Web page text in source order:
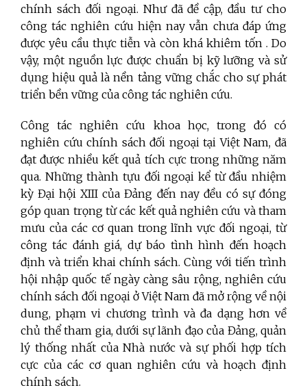
chính sách đối ngoại. Như đã đề cập, đầu tư cho
công tác nghiên cứu hiện nay vẫn chưa đáp ứng
được yêu cầu thực tiễn và còn khá khiêm tốn . Do
vậy, một nguồn lực được chuẩn bị kỹ lưỡng và sử
dụng hiệu quả là nền tảng vững chắc cho sự phát
triển bền vững của công tác nghiên cứu.
Công tác nghiên cứu khoa học, trong đó có
nghiên cứu chính sách đối ngoại tại Việt Nam, đã
đạt được nhiều kết quả tích cực trong những năm
qua. Những thành tựu đối ngoại kể từ đầu nhiệm
kỳ Đại hội XIII của Đảng đến nay đều có sự đóng
góp quan trọng từ các kết quả nghiên cứu và tham
mưu của các cơ quan trong lĩnh vực đối ngoại, từ
công tác đánh giá, dự báo tình hình đến hoạch
định và triển khai chính sách. Cùng với tiến trình
hội nhập quốc tế ngày càng sâu rộng, nghiên cứu
chính sách đối ngoại ở Việt Nam đã mở rộng về nội
dung, phạm vi chương trình và đa dạng hơn về
chủ thể tham gia, dưới sự lãnh đạo của Đảng, quản
lý thống nhất của Nhà nước và sự phối hợp tích
cực của các cơ quan nghiên cứu và hoạch định
chính sách.